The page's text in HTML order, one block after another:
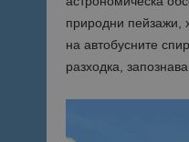
природни пейзажи,
на автобусните
разходка,